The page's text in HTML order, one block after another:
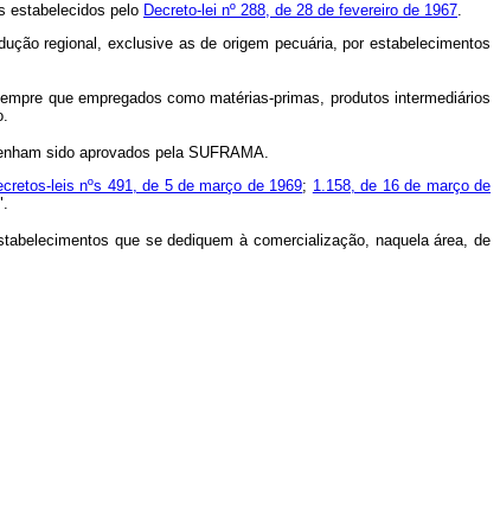
estabelecidos pelo Decreto-lei nº 288, de 28 de fevereiro de 1967.
regional, exclusive as de origem pecuária, por estabelecimentos
que empregados como matérias-primas, produtos intermediários
sido aprovados pela SUFRAMA.
leis nºs 491, de 5 de março de 1969; 1.158, de 16 de março de
que se dediquem à comercialização, naquela área, de